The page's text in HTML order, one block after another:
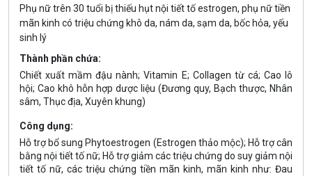
Phụ nữ trên 30 tuổi bị thiếu hụt nội tiết tố estrogen, phụ nữ tiền
mãn kinh có triệu chứng khô da, nám da, sạm da, bốc hỏa, yếu
sinh lý
Thành phần chứa:
Chiết xuất mầm đậu nành; Vitamin E; Collagen từ cá; Cao lô
hội; Cao khô hỗn hợp dược liệu (Đương quy, Bạch thược, Nhân
sâm, Thục địa, Xuyên khung)
Công dụng:
Hỗ trợ bổ sung Phytoestrogen (Estrogen thảo mộc); Hỗ trợ cân
bằng nội tiết tố nữ; Hỗ trợ giảm các triệu chứng do suy giảm nội
tiết tố nữ, các triệu chứng tiền mãn kinh, mãn kinh như: Đau